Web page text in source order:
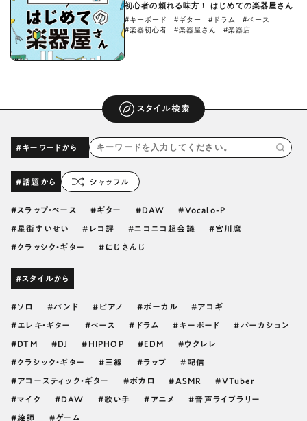
初心者の頼れる味方！ はじめての楽器屋さん
#キーボード #ギター #ドラム
#ベース
#楽器初心者
#楽器屋さん #楽器店
スタイル検索
#キーワードから
#話題から シャッフル
スラップ・ベース ギター DAW Vocalo-P
星街すいせい レコ評 ニコニコ超会議 宮川麿
クラッシク・ギター にじさんじ
#スタイルから
ソロ バンド ピアノ ボーカル アコギ
エレキ・ギター ベース ドラム キーボード パーカション
DTM DJ HIPHOP EDM ウクレレ
クラシック・ギター 三線 ラップ 配信
アコースティック・ギター ボカロ ASMR VTuber
マイク DAW 歌い手 アニメ 音声ライブラリー
絵師 ゲーム